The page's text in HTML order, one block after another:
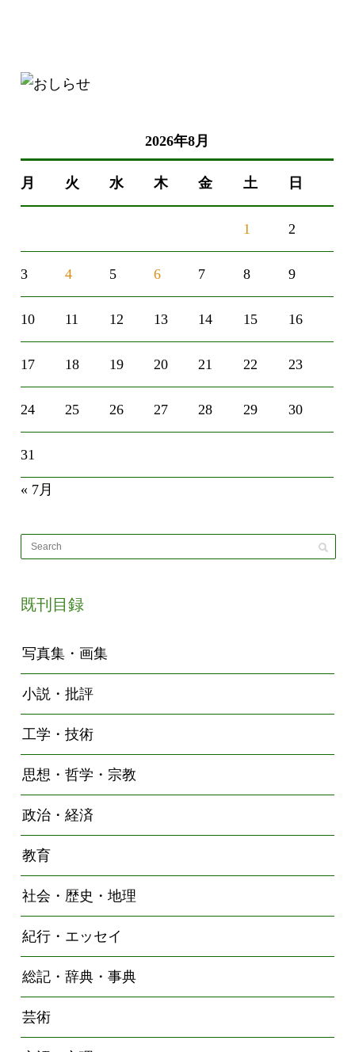
2026年8月
月 火 水 木 金 土 日
1 2
3 4 5 6 7 8 9
10 11 12 13 14 15 16
17 18 19 20 21 22 23
24 25 26 27 28 29 30
31
« 7月
既刊目録
写真集・画集
小説・批評
工学・技術
思想・哲学・宗教
政治・経済
教育
社会・歴史・地理
紀行・エッセイ
総記・辞典・事典
芸術